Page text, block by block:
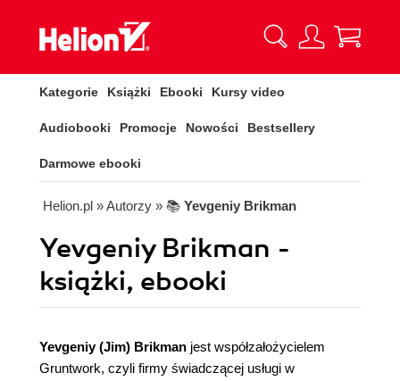
Kategorie Książki Ebooki Kursy video
Audiobooki Promocje Nowości Bestsellery
Darmowe ebooki
Helion.pl » Autorzy » 📚 Yevgeniy Brikman
Yevgeniy Brikman -
książki, ebooki
Yevgeniy (Jim) Brikman jest współzałożycielem
Gruntwork, czyli firmy świadczącej usługi w